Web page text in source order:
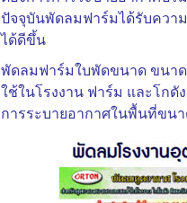
ปัจจุบันพัดลมฟาร์มได้รับควา
ได้ดีขึ้น
พัดลมฟาร์มใบพัดขนาด ขนาด
ใช้ในโรงงาน ฟาร์ม และโก
การระบายอากาศในพื้นที่ข